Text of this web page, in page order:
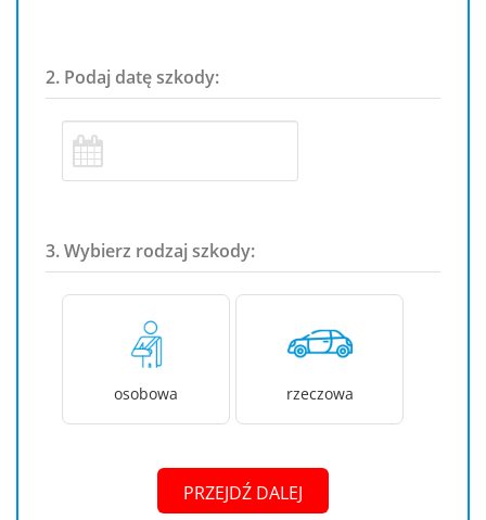
2. Podaj datę szkody:
3. Wybierz rodzaj szkody:
osobowa rzeczowa
PRZEJDŹ DALEJ